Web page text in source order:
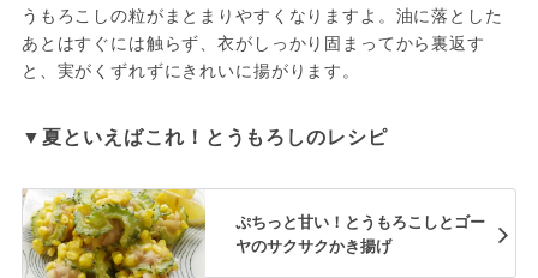
うもろこしの粒がまとまりやすくなりますよ。油に落とした
あとはすぐには触らず、衣がしっかり固まってから裏返す
と、実がくずれずにきれいに揚がります。
▼夏といえばこれ！とうもろしのレシピ
ぷちっと甘い！とうもろこしとゴー
ヤのサクサクかき揚げ